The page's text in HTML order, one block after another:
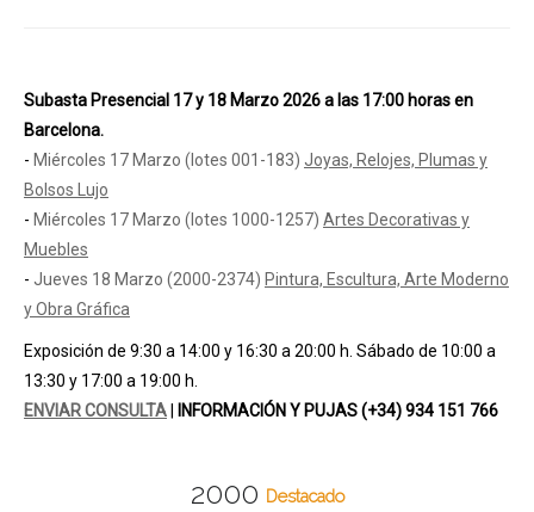
Subasta Presencial 17 y 18 Marzo 2026 a las 17:00 horas en
Barcelona.
- Miércoles 17 Marzo (lotes 001-183) Joyas, Relojes, Plumas y
Bolsos Lujo
- Miércoles 17 Marzo (lotes 1000-1257) Artes Decorativas y
Muebles
- Jueves 18 Marzo (2000-2374) Pintura, Escultura, Arte Moderno
y Obra Gráfica
Exposición de 9:30 a 14:00 y 16:30 a 20:00 h. Sábado de 10:00 a
13:30 y 17:00 a 19:00 h.
ENVIAR CONSULTA
INFORMACIÓN Y PUJAS (+34) 934 151 766
2000 Destacado